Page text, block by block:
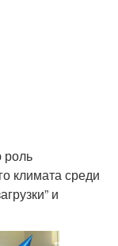
роль
климата среди
и